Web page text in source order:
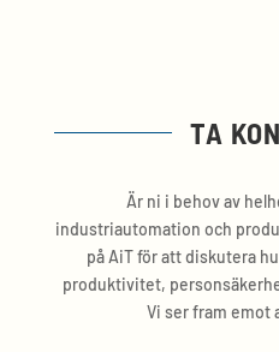
TA
Är ni i behov av
industriautomation och
på AiT för att diskutera
produktivitet,
Vi ser fram emot